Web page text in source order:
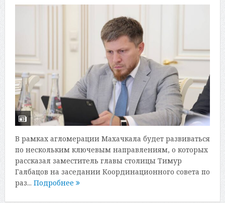
В рамках агломерации Махачкала будет развиваться
по нескольким ключевым направлениям, о которых
рассказал заместитель главы столицы Тимур
Галбацов на заседании Координационного совета по
раз... Подробнее